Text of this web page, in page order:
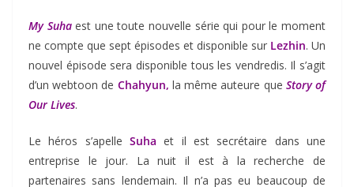
My Suhaest une toute nouvelle série qui pour le moment
ne compte que sept épisodes et disponible sur Lezhin. Un
nouvel épisode sera disponible tous les vendredis. Il s’agit
d’un webtoon de Chahyun, la même auteure que Story of
Our Lives.
Le héros s’apelle Suha et il est secrétaire dans une
entreprise le jour. La nuit il est à la recherche de
partenaires sans lendemain. Il n’a pas eu beaucoup de